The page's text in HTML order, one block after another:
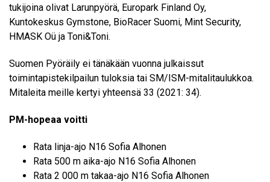
tukijoina olivat Larunpyörä, Europark Finland Oy,
Kuntokeskus Gymstone, BioRacer Suomi, Mint Security,
HMASK Oü ja Toni&Toni.
Suomen Pyöräily ei tänäkään vuonna julkaissut
toimintapistekilpailun tuloksia tai SM/ISM-mitalitaulukkoa.
Mitaleita meille kertyi yhteensä 33 (2021: 34).
PM-hopeaa voitti
Rata linja-ajo N16 Sofia Alhonen
Rata 500 m aika-ajo N16 Sofia Alhonen
Rata 2 000 m takaa-ajo N16 Sofia Alhonen